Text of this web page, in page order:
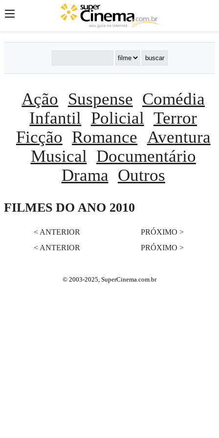
Ação Suspense Comédia
Infantil
Policial Terror
Ficção Romance Aventura
Musical
Documentário
Drama Outros
FILMES DO ANO 2010
< ANTERIOR
PRÓXIMO >
< ANTERIOR
PRÓXIMO >
© 2003-2025, SuperCinema.com.br